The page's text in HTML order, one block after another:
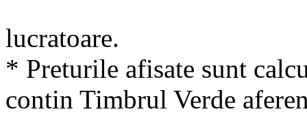
lucratoare.
* Preturile afisate sunt
contin Timbrul Verde